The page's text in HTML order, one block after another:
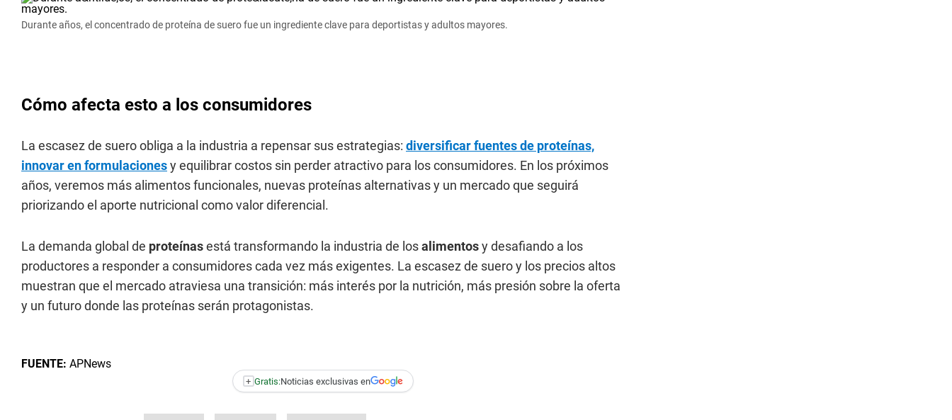
Durante años, el concentrado de proteína de suero fue un ingrediente clave para deportistas y adultos mayores.
Cómo afecta esto a los consumidores
La escasez de suero obliga a la industria a repensar sus estrategias: diversificar fuentes de proteínas,
innovar en formulacionesy equilibrar costos sin perder atractivo para los consumidores. En los próximos
años, veremos más alimentos funcionales, nuevas proteínas alternativas y un mercado que seguirá
priorizando el aporte nutricional como valor diferencial.
La demanda global de proteínasestá transformando la industria de losalimentosy desafiando a los
productores a responder a consumidores cada vez más exigentes. La escasez de suero y los precios altos
muestran que el mercado atraviesa una transición: más interés por la nutrición, más presión sobre la oferta
y un futuro donde las proteínas serán protagonistas.
FUENTE: APNews
+ Gratis:Noticias exclusivas en